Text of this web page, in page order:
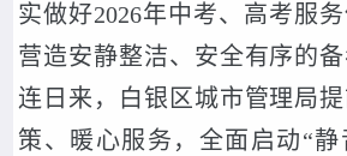
实做好2026年中考、高考服
营造安静整洁、安全有序的备
连日来，白银区城市管理局
策、暖心服务，全面启动“